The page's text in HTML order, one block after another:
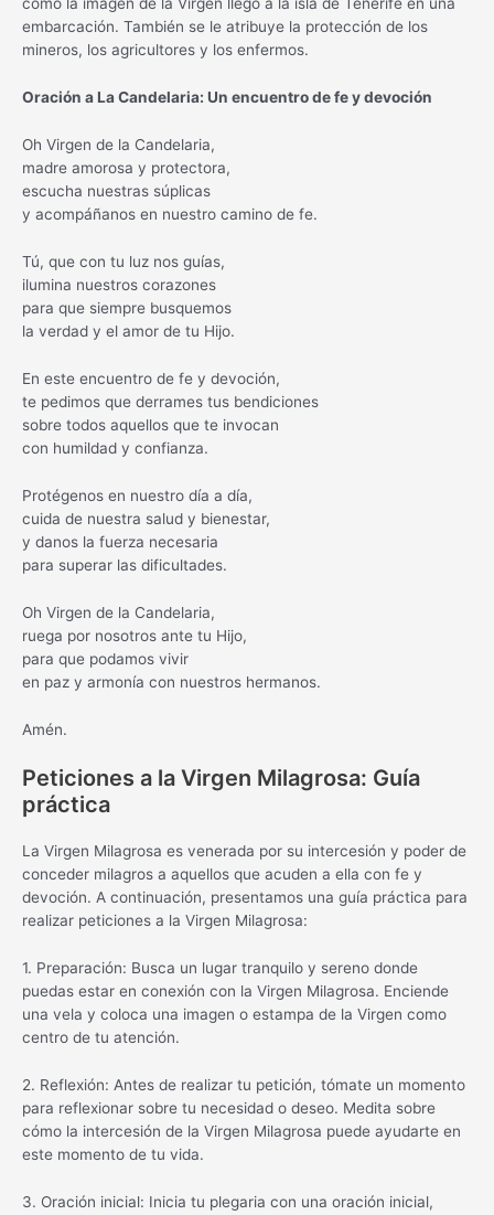
cómo la imagen de la Virgen llegó a la isla de Tenerife en una
embarcación. También se le atribuye la protección de los
mineros, los agricultores y los enfermos.
Oración a La Candelaria: Un encuentro de fe y devoción
Oh Virgen de la Candelaria,
madre amorosa y protectora,
escucha nuestras súplicas
y acompáñanos en nuestro camino de fe.
Tú, que con tu luz nos guías,
ilumina nuestros corazones
para que siempre busquemos
la verdad y el amor de tu Hijo.
En este encuentro de fe y devoción,
te pedimos que derrames tus bendiciones
sobre todos aquellos que te invocan
con humildad y confianza.
Protégenos en nuestro día a día,
cuida de nuestra salud y bienestar,
y danos la fuerza necesaria
para superar las dificultades.
Oh Virgen de la Candelaria,
ruega por nosotros ante tu Hijo,
para que podamos vivir
en paz y armonía con nuestros hermanos.
Amén.
Peticiones a la Virgen Milagrosa: Guía
práctica
La Virgen Milagrosa es venerada por su intercesión y poder de
conceder milagros a aquellos que acuden a ella con fe y
devoción. A continuación, presentamos una guía práctica para
realizar peticiones a la Virgen Milagrosa:
1. Preparación: Busca un lugar tranquilo y sereno donde
puedas estar en conexión con la Virgen Milagrosa. Enciende
una vela y coloca una imagen o estampa de la Virgen como
centro de tu atención.
2. Reflexión: Antes de realizar tu petición, tómate un momento
para reflexionar sobre tu necesidad o deseo. Medita sobre
cómo la intercesión de la Virgen Milagrosa puede ayudarte en
este momento de tu vida.
3. Oración inicial: Inicia tu plegaria con una oración inicial,